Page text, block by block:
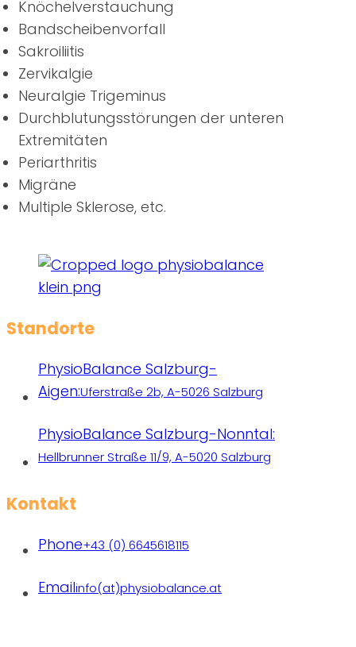
Knöchelverstauchung
Bandscheibenvorfall
Sakroiliitis
Zervikalgie
Neuralgie Trigeminus
Durchblutungsstörungen der unteren
Extremitäten
Periarthritis
Migräne
Multiple Sklerose, etc.
Standorte
PhysioBalance Salzburg-
Aigen:Uferstraße 2b, A-5026 Salzburg
PhysioBalance Salzburg-Nonntal:
Hellbrunner Straße 11/9, A-5020 Salzburg
Kontakt
Phone+43 (0) 6645618115
Emailinfo(at)physiobalance.at